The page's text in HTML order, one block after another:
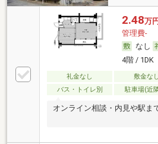
2.48万
管理費-
なし
4階 / 1DK
礼金なし 敷金なし
バス・トイレ別
駐車場(近
オンライン相談・内見や駅ま